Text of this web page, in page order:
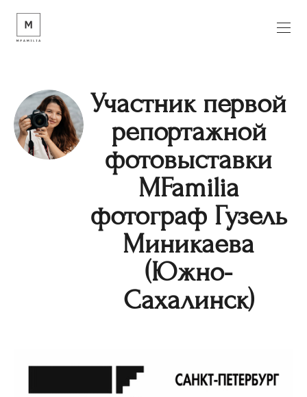
Участник первой
репортажной
фотовыставки
MFamilia
фотограф Гузель
Миникаева
(Южно-
Сахалинск)